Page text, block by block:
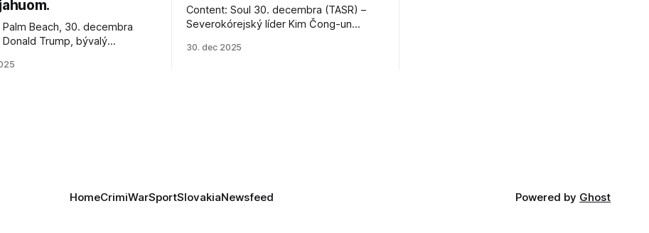
Beach, 30. decembra
Donald Trump, bývalý
odzbrojenie palestínskeho
Content: Soul 30. decembra (TASR) –
Severokórejský líder Kim Čong-un
najnovšie salvové raketomety a nešetril
30. dec 2025
HomeCrimiWarSportSlovakiaNewsfeed Powered by Ghost